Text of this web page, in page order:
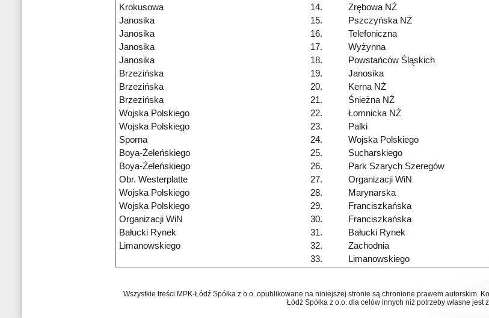
Krokusowa
14.
Zrębowa NŻ
Janosika
15.
Pszczyńska NŻ
Janosika
16.
Telefoniczna
Janosika
17.
Wyżynna
Janosika
18.
Powstańców Śląskich
Brzezińska
19.
Janosika
Brzezińska
20.
Kerna NŻ
Brzezińska
21.
Śnieżna NŻ
Wojska Polskiego
22.
Łomnicka NŻ
Wojska Polskiego
23.
Palki
Sporna
24.
Wojska Polskiego
Boya-Żeleńskiego
25.
Sucharskiego
Boya-Żeleńskiego
26.
Park Szarych Szeregów
Obr. Westerplatte
27.
Organizacji WiN
Wojska Polskiego
28.
Marynarska
Wojska Polskiego
29.
Franciszkańska
Organizacji WiN
30.
Franciszkańska
Bałucki Rynek
31.
Bałucki Rynek
Limanowskiego
32.
Zachodnia
33.
Limanowskiego
Wszystkie treści MPK-Łódź Spółka z o.o. opublikowane na niniejszej stronie są chronione prawem autorskim.
Łódź Spółka z o.o. dla celów innych niż potrzeby własne jest